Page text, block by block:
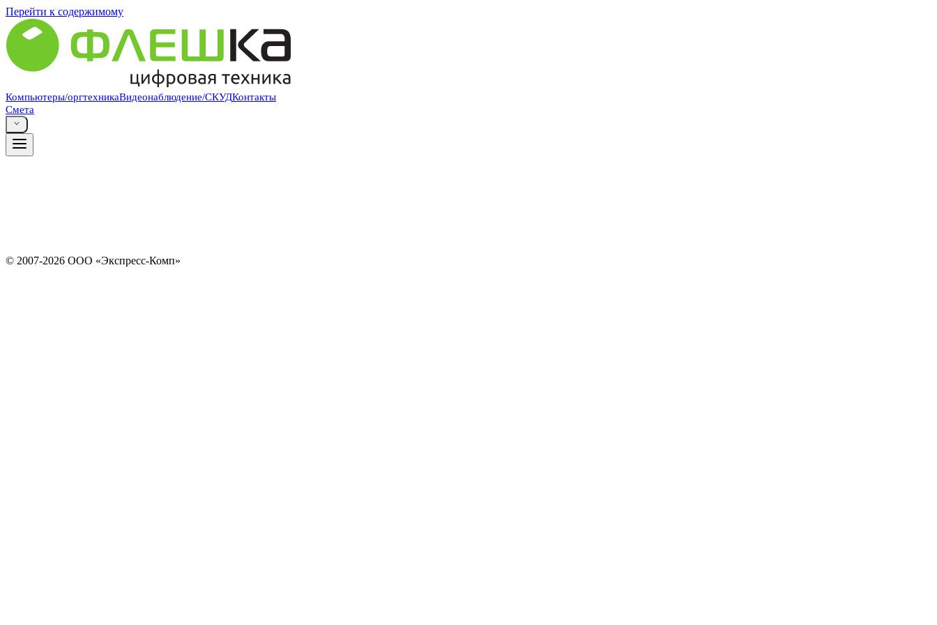
Перейти к содержимому
Компьютеры/оргтехникаВидеонаблюдение/СКУДКонтакты
Смета
Компания «Флешка» в Тамбове — это…
Новости
© 2007-2026 ООО «Экспресс-Комп»